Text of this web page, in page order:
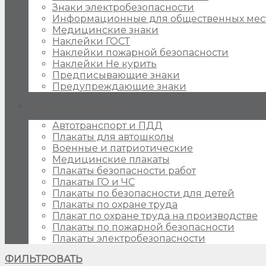
Знаки электробезопасности
Информационные для общественных
Медицинские знаки
Наклейки ГОСТ
Наклейки пожарной безопасности
Наклейки Не курить
Предписывающие знаки
Предупреждающие знаки
Автотранспорт и ПДД
Плакаты для автошколы
Военные и патриотические
Медицинские плакаты
Плакаты безопасности работ
Плакаты ГО и ЧС
Плакаты по безопасности для детей
Плакаты по охране труда
Плакат по охране труда на производстве
Плакаты по пожарной безопасности
Плакаты электробезопасности
ФИЛЬТРОВАТЬ